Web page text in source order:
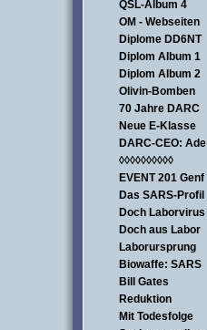
QSL-Album 4
OM - Webseiten
Diplome DD6NT
Diplom Album 1
Diplom Album 2
Olivin-Bomben
70 Jahre DARC
Neue E-Klasse
DARC-CEO: Ade
◊◊◊◊◊◊◊◊◊◊
EVENT 201 Genf
Das SARS-Profil
Doch Laborvirus
Doch aus Labor
Laborursprung
Biowaffe: SARS
Bill Gates
Reduktion
Mit Todesfolge